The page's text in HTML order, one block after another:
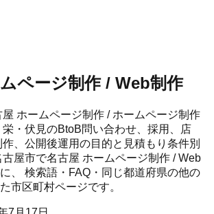
ページ制作 / Web制作
ホームページ制作 / ホームページ制作
・伏見のBtoB問い合わせ、採用、店
、公開後運用の目的と見積もり条件別
古屋市で名古屋 ホームページ制作 / Web
、 検索語・FAQ・同じ都道府県の他の
市区町村ページです。